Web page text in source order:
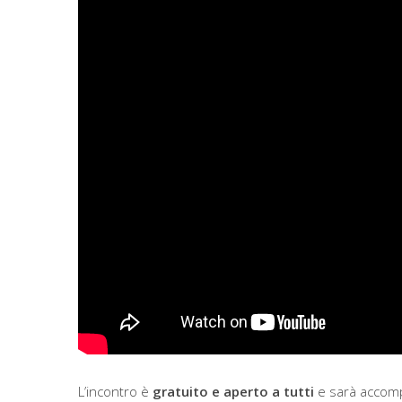
L’incontro è gratuito e aperto a tutti e sarà